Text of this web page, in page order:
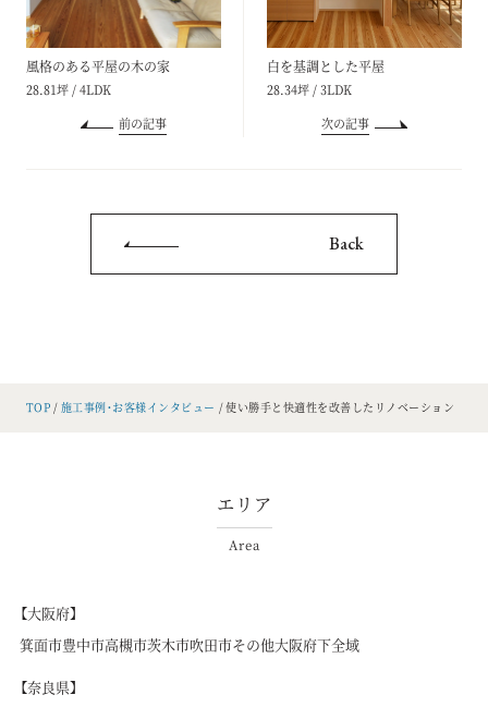
TOP 施工事例・お客様インタビュー 使い勝手と快適性を改善したリノベーション
風格のある平屋の木の家
28.81坪 / 4LDK
前の記事
白を基調とした平屋
28.34坪 / 3LDK
次の記事
Back
エリア
Area
【大阪府】
箕面市豊中市高槻市茨木市吹田市その他大阪府下全域
【奈良県】